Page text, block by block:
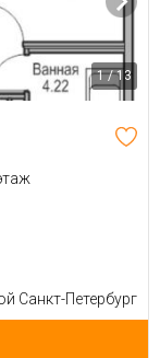
1 / 13
Санкт-Петербург